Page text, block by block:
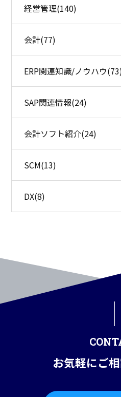
経営管理(140)
会計(77)
ERP関連知識/ノウハウ
SAP関連情報(24)
会計ソフト紹介(24)
SCM(13)
DX(8)
お気軽にご